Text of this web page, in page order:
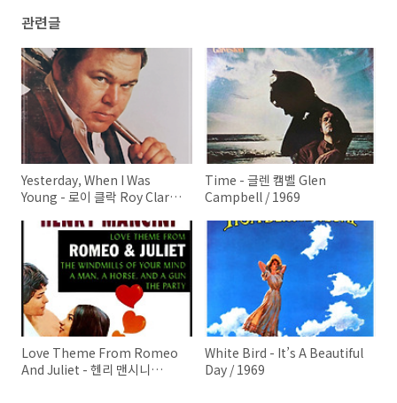
관련글
Yesterday, When I Was
Young - 로이 클락 Roy Clark /
Time - 글렌 캠벨 Glen
Campbell / 1969
Love Theme From Romeo
And Juliet - 헨리 맨시니
White Bird - It’s A Beautiful
Day / 1969